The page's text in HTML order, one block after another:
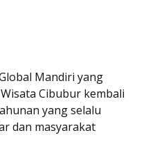
Mandiri yang
Cibubur kembali
yang selalu
dan masyarakat